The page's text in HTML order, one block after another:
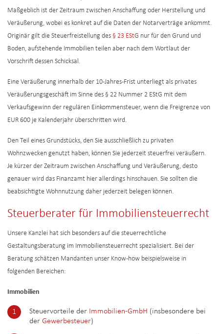
Maßgeblich ist der Zeitraum zwischen Anschaffung oder Herstellung und
Veräußerung, wobei es konkret auf die Daten der Notarverträge ankommt.
Originär gilt die Steuerfreistellung des § 23 EStG nur für den Grund und
Boden, aufstehende Immobilien teilen aber nach dem Wortlaut der
Vorschrift dessen Schicksal.
Eine Veräußerung innerhalb der 10-Jahres-Frist unterliegt als privates
Veräußerungsgeschäft im Sinne des § 22 Nummer 2 EStG mit dem
Verkaufsgewinn der regulären Einkommensteuer, wenn die Freigrenze von
EUR 600 je Kalenderjahr überschritten wird.
Den Teil eines Grundstücks, den Sie ausschließlich zu privaten
Wohnzwecken genutzt haben, können Sie jederzeit steuerfrei veräußern.
Je kürzer der Zeitraum zwischen Anschaffung und Veräußerung, desto
genauer wird das Finanzamt hier allerdings hinschauen. Sie sollten die
beabsichtigte Wohnnutzung daher jederzeit belegen können.
Steuerberater für Immobiliensteuerrecht
Unsere Kanzlei hat sich besonders auf die steuerrechtliche
Gestaltungsberatung im Immobiliensteuerrecht spezialisiert. Bei der
Beratung schätzen Mandanten unser Know-how beispielsweise in
folgenden Bereichen:
Immobilien
Steuervorteile der Immobilien-GmbH (insbesondere bei
der Gewerbesteuer)